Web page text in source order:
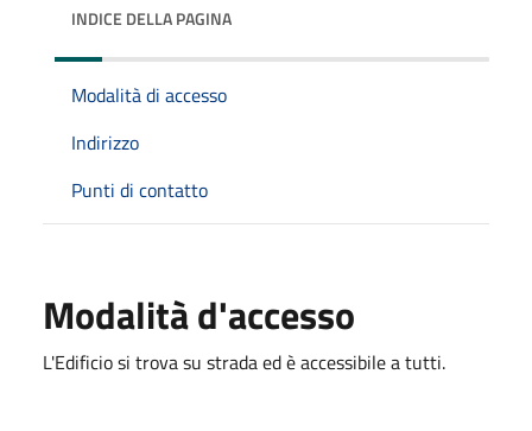
INDICE DELLA PAGINA
Modalità di accesso
Indirizzo
Punti di contatto
Modalità d'accesso
L'Edificio si trova su strada ed è accessibile a tutti.